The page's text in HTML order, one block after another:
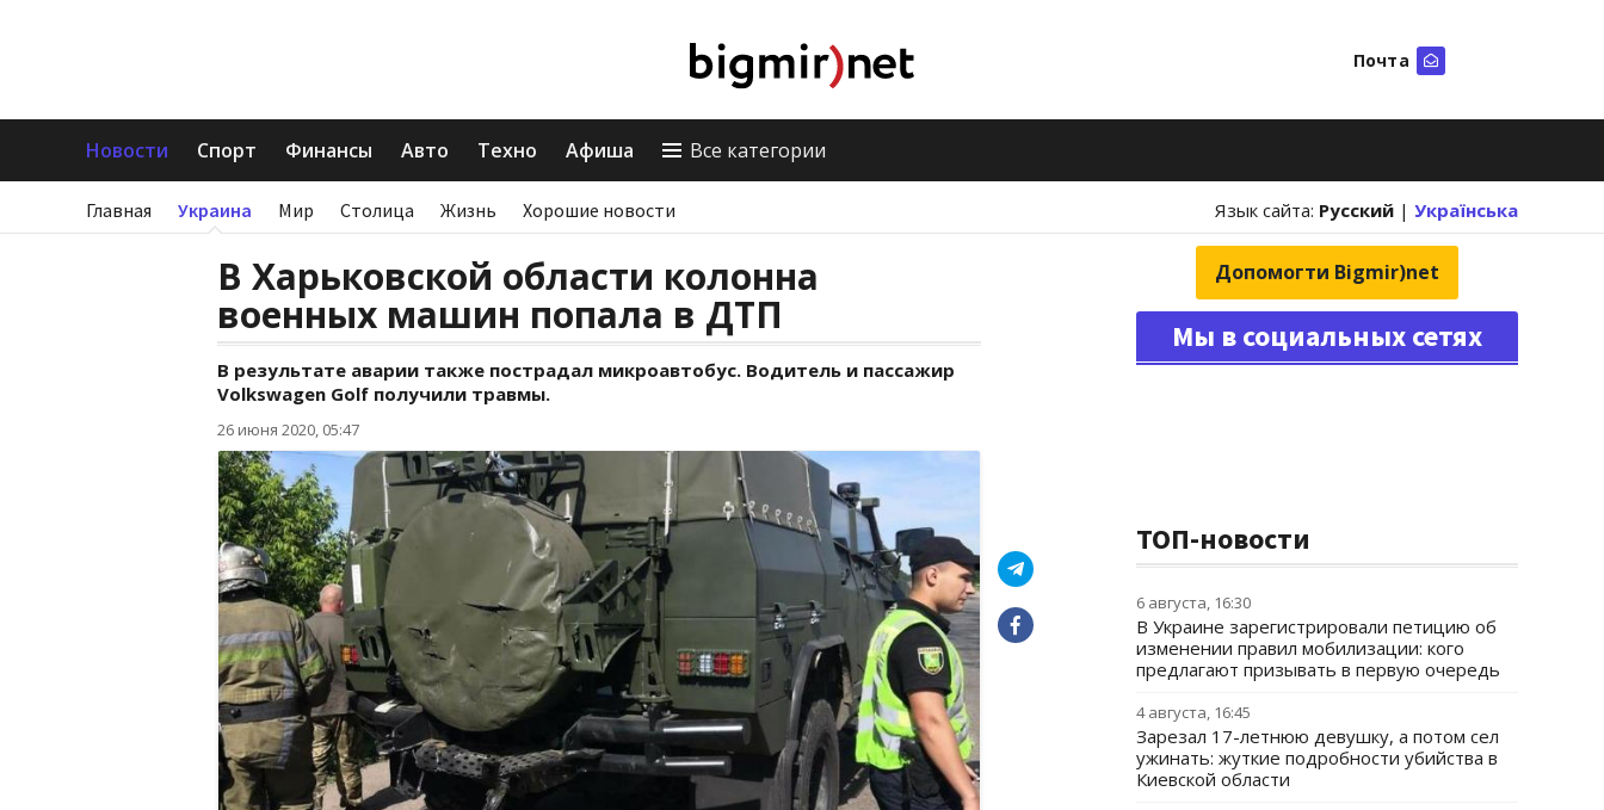
Почта
Новости Спорт Финансы Авто Техно Афиша Все категории
Главная Украина Мир Столица Жизнь Хорошие новости Язык сайта: Русский | Українська
В Харьковской области колонна
военных машин попала в ДТП
В результате аварии также пострадал микроавтобус. Водитель и пассажир
Volkswagen Golf получили травмы.
26 июня 2020, 05:47
Допомогти Bigmir)net
Мы в социальных сетях
ТОП-новости
6 августа, 16:30
В Украине зарегистрировали петицию об
изменении правил мобилизации: кого
предлагают призывать в первую очередь
4 августа, 16:45
Зарезал 17-летнюю девушку, а потом сел
ужинать: жуткие подробности убийства в
Киевской области